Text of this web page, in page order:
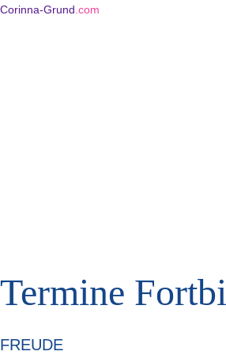
Corinna-Grund .com
Termine
FREUDE